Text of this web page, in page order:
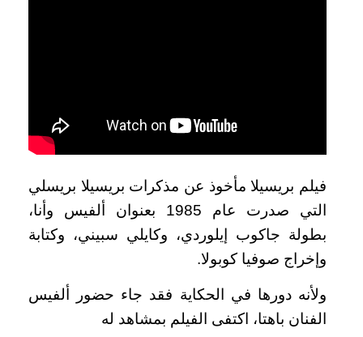
فيلم بريسيلا مأخوذ عن مذكرات بريسيلا بريسلي
التي صدرت عام 1985 بعنوان ألفيس وأنا،
بطولة جاكوب إيلوردي، وكايلي سبيني، وكتابة
وإخراج صوفيا كوبولا.
ولأنه دورها في الحكاية فقد جاء حضور ألفيس
الفنان باهتا، اكتفى الفيلم بمشاهد له